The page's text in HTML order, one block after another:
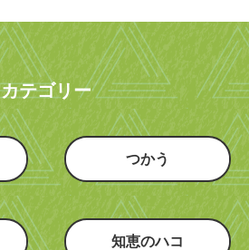
カテゴリー
つかう
知恵のハコ